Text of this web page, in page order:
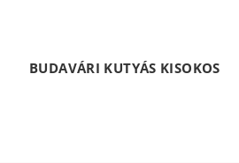
BUDAVÁRI KUTYÁS KISOKOS